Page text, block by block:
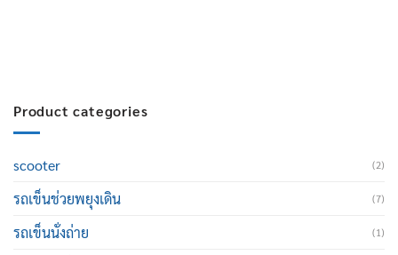
Product categories
scooter (2)
รถเข็นช่วยพยุงเดิน (7)
รถเข็นนั่งถ่าย (1)